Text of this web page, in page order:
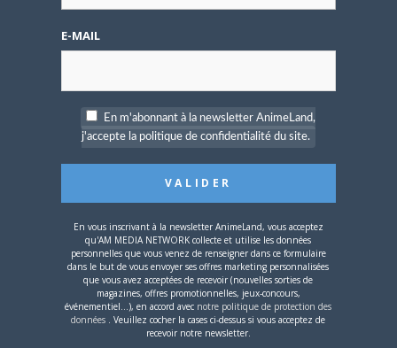
pour 2027
4 JUILLET 2026 0
[Entretien] Mokochan : «
Lors des prémices du
projet, il était déjà
mieux le manga
originel.»
Vous devezvous connecterpour laisser un
commentaire.
E-MAIL
En m'abonnant à la newsletter AnimeLand,
j'accepte la politique de confidentialité du site.
En vous inscrivant à la newsletter AnimeLand, vous acceptez
qu'AM MEDIA NETWORK collecte et utilise les données
personnelles que vous venez de renseigner dans ce formulaire
dans le but de vous envoyer ses offres marketing personnalisées
que vous avez acceptées de recevoir (nouvelles sorties de
magazines, offres promotionnelles, jeux-concours,
événementiel...), en accord avec notre politique de protection des
données . Veuillez cocher la cases ci-dessus si vous acceptez de
recevoir notre newsletter.